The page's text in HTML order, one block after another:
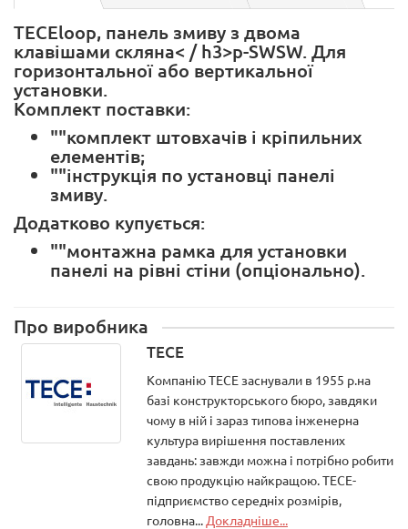
TECEloop, панель змиву з двома
клавішами скляна< / h3>p-SWSW. Для
горизонтальної або вертикальної
установки.
Комплект поставки:
""комплект штовхачів і кріпильних
елементів;
""інструкція по установці панелі
змиву.
Додатково купується:
""монтажна рамка для установки
панелі на рівні стіни (опціонально).
Про виробника
TECE
Компанію ТЕСЕ заснували в 1955 р.на
базі конструкторського бюро, завдяки
чому в ній і зараз типова інженерна
культура вирішення поставлених
завдань: завжди можна і потрібно робити
свою продукцію найкращою. ТЕСЕ-
підприємство середніх розмірів,
головна... Докладніше...